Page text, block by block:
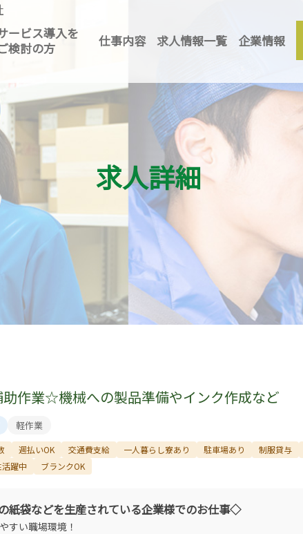
アンドK」 │ 滋賀の人材
ービス導入を
検討の方
仕事内容 求人情報一覧 企業情報
求人詳細
作業☆機械への製品準備やインク作成など
軽作業
週払いOK 交通費支給 一人暮らし寮あり 駐車場あり
制服貸与
活躍中 ブランクOK
紙袋などを生産されている企業様でのお仕事◇
すい職場環境！